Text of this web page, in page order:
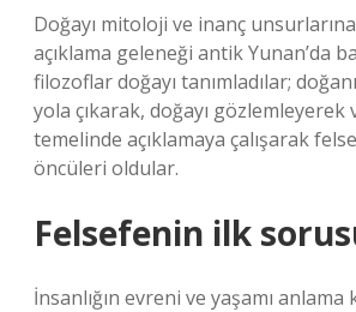
Doğayı mitoloji ve inanç
açıklama geleneği antik Yunan’da
filozoflar doğayı tanımladılar;
yola çıkarak, doğayı gözlemleyerek
temelinde açıklamaya çalışarak
öncüleri oldular.
Felsefenin ilk
İnsanlığın evreni ve yaşamı